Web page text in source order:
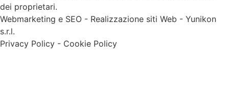
dei proprietari.
Webmarketing e SEO - Realizzazione siti Web - Yunikon
s.r.l.
Privacy Policy - Cookie Policy